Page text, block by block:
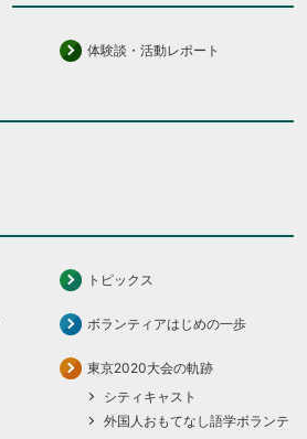
体験談・活動レポート
トピックス
ボランティアはじめの一歩
東京2020大会の軌跡
シティキャスト
外国人おもてなし語学ボランテ